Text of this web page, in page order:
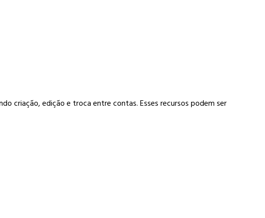
criação, edição e troca entre contas. Esses recursos podem ser